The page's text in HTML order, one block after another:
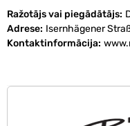
Ražotājs vai piegādātājs
Adrese Isernhägener
Kontaktinformācija